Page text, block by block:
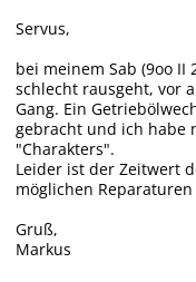
Servus,
bei meinem Sab (9oo II
schlecht rausgeht, vor
Gang. Ein
gebracht und ich habe
"Charakters".
Leider ist der Zeitwert
möglichen
Gruß,
Markus